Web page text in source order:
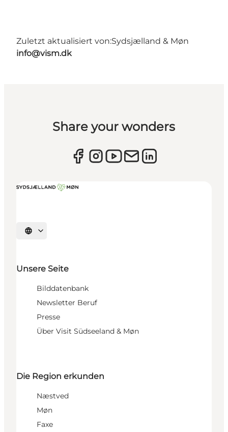
Zuletzt aktualisiert von:Sydsjælland & Møn
info@vism.dk
Share your wonders
Sprache auswählen
Unsere Seite
Bilddatenbank
Newsletter Beruf
Presse
Über Visit Südseeland & Møn
Die Region erkunden
Næstved
Møn
Faxe